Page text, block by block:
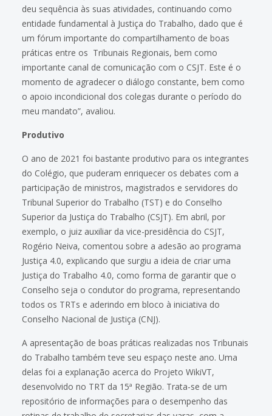
deu sequência às suas atividades, continuando como
entidade fundamental à Justiça do Trabalho, dado que é
um fórum importante do compartilhamento de boas
práticas entre os Tribunais Regionais, bem como
importante canal de comunicação com o CSJT. Este é o
momento de agradecer o diálogo constante, bem como
o apoio incondicional dos colegas durante o período do
meu mandato”, avaliou.
Produtivo
O ano de 2021 foi bastante produtivo para os integrantes
do Colégio, que puderam enriquecer os debates com a
participação de ministros, magistrados e servidores do
Tribunal Superior do Trabalho (TST) e do Conselho
Superior da Justiça do Trabalho (CSJT). Em abril, por
exemplo, o juiz auxiliar da vice-presidência do CSJT,
Rogério Neiva, comentou sobre a adesão ao programa
Justiça 4.0, explicando que surgiu a ideia de criar uma
Justiça do Trabalho 4.0, como forma de garantir que o
Conselho seja o condutor do programa, representando
todos os TRTs e aderindo em bloco à iniciativa do
Conselho Nacional de Justiça (CNJ).
A apresentação de boas práticas realizadas nos Tribunais
do Trabalho também teve seu espaço neste ano. Uma
delas foi a explanação acerca do Projeto WikiVT,
desenvolvido no TRT da 15ª Região. Trata-se de um
repositório de informações para o desempenho das